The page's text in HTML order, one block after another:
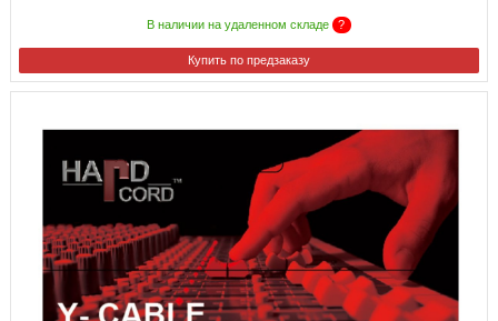
В наличии на удаленном складе ?
Купить по предзаказу